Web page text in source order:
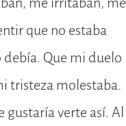
que no estaba
Que mi duelo
tristeza molestaba.
gustaría verte así. Al